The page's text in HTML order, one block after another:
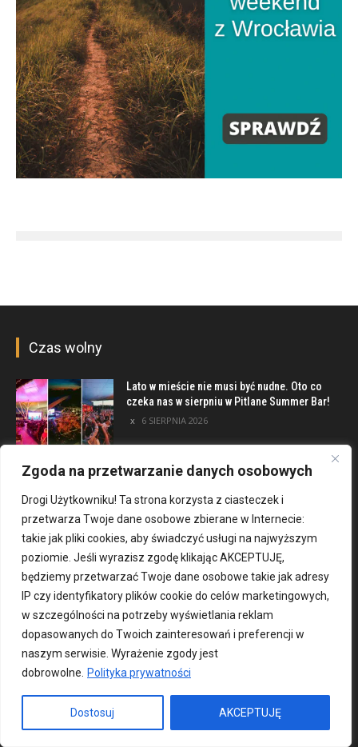
Zgoda na przetwarzanie danych osobowych
Drogi Użytkowniku! Ta strona korzysta z ciasteczek i
przetwarza Twoje dane osobowe zbierane w Internecie:
takie jak pliki cookies, aby świadczyć usługi na najwyższym
poziomie. Jeśli wyrazisz zgodę klikając AKCEPTUJĘ,
będziemy przetwarzać Twoje dane osobowe takie jak adresy
IP czy identyfikatory plików cookie do celów marketingowych,
w szczególności na potrzeby wyświetlania reklam
dopasowanych do Twoich zainteresowań i preferencji w
naszym serwisie. Wyrażenie zgody jest
dobrowolne.
Polityka prywatności
Dostosuj AKCEPTUJĘ
Czas wolny
Lato w mieście nie musi być nudne. Oto co
czeka nas w sierpniu w Pitlane Summer Bar!
6 SIERPNIA 2026
Poznaj inwestycję Elewator. Mieszkania i
5 SIERPNIA 2026
Najciekawsze miejsca na obrzeżach
Wrocławia [TOP 8]
4 SIERPNIA 2026
Dla mieszkańca
Lato w mieście nie musi być nudne. Oto co
czeka nas w sierpniu w Pitlane Summer Bar!